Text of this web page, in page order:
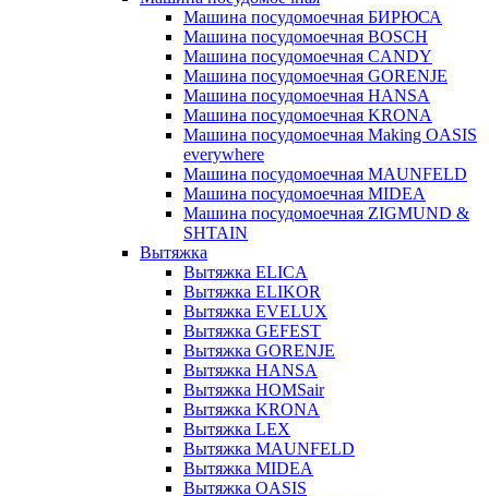
Машина посудомоечная БИРЮСА
Машина посудомоечная BOSCH
Машина посудомоечная CANDY
Машина посудомоечная GORENJE
Машина посудомоечная HANSA
Машина посудомоечная KRONA
Машина посудомоечная Making OASIS
everywhere
Машина посудомоечная MAUNFELD
Машина посудомоечная MIDEA
Машина посудомоечная ZIGMUND &
SHTAIN
Вытяжка
Вытяжка ELICA
Вытяжка ELIKOR
Вытяжка EVELUX
Вытяжка GEFEST
Вытяжка GORENJE
Вытяжка HANSA
Вытяжка HOMSair
Вытяжка KRONA
Вытяжка LEX
Вытяжка MAUNFELD
Вытяжка MIDEA
Вытяжка OASIS